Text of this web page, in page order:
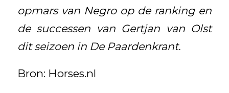
opmars van Negro op de ranking en
de successen van Gertjan van Olst
dit seizoen in De Paardenkrant.
Bron: Horses.nl